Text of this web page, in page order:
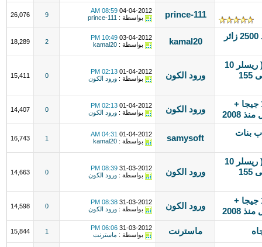
prince-111
04-04-2012
08:59 AM
بواسطة : prince-111
9
26,076
موقع العاب فلاش له دخل شهري جيد 2500 زائر
kamal20
03-04-2012
10:49 PM
بواسطة : kamal20
2
18,289
افتح شركة استضافة واكسب المال (( ريسلر 10
جيجا = ب 300 ريال سنوي )) انضم الى 155
ورود الكون 01-04-2012
02:13 PM
بواسطة : ورود الكون 0
15,411
امتلك منتدى بسهولة █ (( استضافة 1 جيجا +
ورود الكون 01-04-2012
02:13 PM
بواسطة : ورود الكون 0
14,407
بنات
samysoft
01-04-2012
04:31 AM
بواسطة : kamal20
1
16,743
افتح شركة استضافة واكسب المال (( ريسلر 10
جيجا = ب 300 ريال سنوي )) انضم الى 155
ورود الكون 31-03-2012
08:39 PM
بواسطة : ورود الكون 0
14,663
امتلك منتدى بسهولة █ (( استضافة 1 جيجا +
ورود الكون 31-03-2012
08:38 PM
بواسطة : ورود الكون 0
14,598
ماسترنت 31-03-2012
06:06 PM
بواسطة : ماسترنت 1
15,844